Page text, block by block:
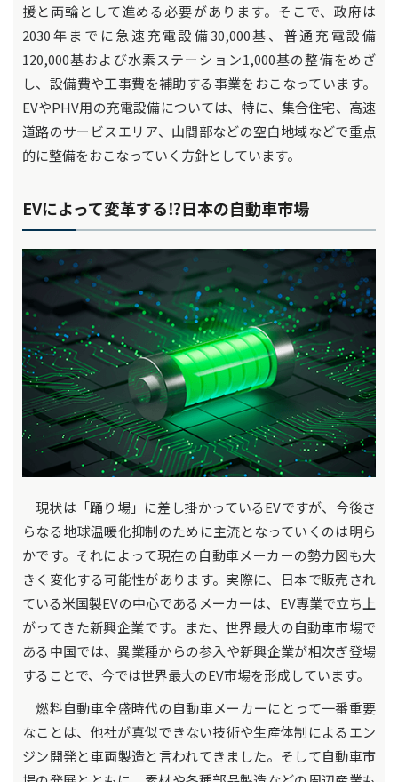
援と両輪として進める必要があります。そこで、政府は
2030年までに急速充電設備30,000基、普通充電設備
120,000基および水素ステーション1,000基の整備をめざ
し、設備費や工事費を補助する事業をおこなっています。
EVやPHV用の充電設備については、特に、集合住宅、高速
道路のサービスエリア、山間部などの空白地域などで重点
的に整備をおこなっていく方針としています。
EVによって変革する⁉日本の自動車市場
現状は「踊り場」に差し掛かっているEVですが、今後さ
らなる地球温暖化抑制のために主流となっていくのは明ら
かです。それによって現在の自動車メーカーの勢力図も大
きく変化する可能性があります。実際に、日本で販売され
ている米国製EVの中心であるメーカーは、EV専業で立ち上
がってきた新興企業です。また、世界最大の自動車市場で
ある中国では、異業種からの参入や新興企業が相次ぎ登場
することで、今では世界最大のEV市場を形成しています。
燃料自動車全盛時代の自動車メーカーにとって一番重要
なことは、他社が真似できない技術や生産体制によるエン
ジン開発と車両製造と言われてきました。そして自動車市